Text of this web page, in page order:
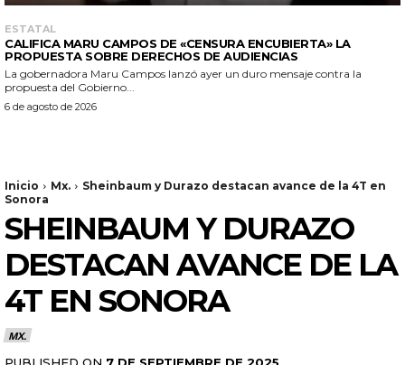
ESTATAL
CALIFICA MARU CAMPOS DE «CENSURA ENCUBIERTA» LA
PROPUESTA SOBRE DERECHOS DE AUDIENCIAS
La gobernadora Maru Campos lanzó ayer un duro mensaje contra la
propuesta del Gobierno...
6 de agosto de 2026